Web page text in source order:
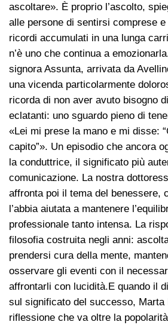
ascoltare». È proprio l’ascolto,
alle persone di sentirsi comprese
ricordi accumulati in una lunga
n’è uno che continua a
signora Assunta, arrivata da
una vicenda particolarmente
ricorda di non aver avuto bisogno
eclatanti: uno sguardo pieno di
«Lei mi prese la mano e mi disse:
capito”». Un episodio che ancora
la conduttrice, il significato più
comunicazione. La nostra
affronta poi il tema del benessere,
l’abbia aiutata a mantenere
professionale tanto intensa. La
filosofia costruita negli anni:
prendersi cura della mente,
osservare gli eventi con il
affrontarli con lucidità.E quando il
sul significato del successo, Marta
riflessione che va oltre la